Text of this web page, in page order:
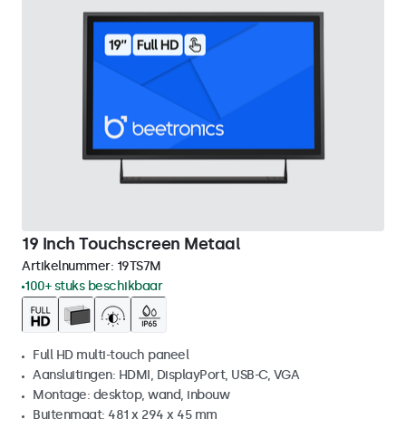
19 Inch Touchscreen Metaal
Artikelnummer: 19TS7M
100+ stuks beschikbaar
Full HD multi-touch paneel
Aansluitingen: HDMI, DisplayPort, USB-C, VGA
Montage: desktop, wand, inbouw
Buitenmaat: 481 x 294 x 45 mm